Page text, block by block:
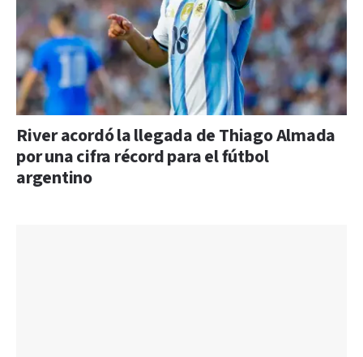
River acordó la llegada de Thiago Almada
por una cifra récord para el fútbol
argentino